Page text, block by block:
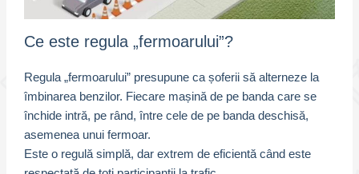
Ce este regula „fermoarului”?
Regula „fermoarului” presupune ca șoferii să alterneze la
îmbinarea benzilor. Fiecare mașină de pe banda care se
închide intră, pe rând, între cele de pe banda deschisă,
asemenea unui fermoar.
Este o regulă simplă, dar extrem de eficientă când este